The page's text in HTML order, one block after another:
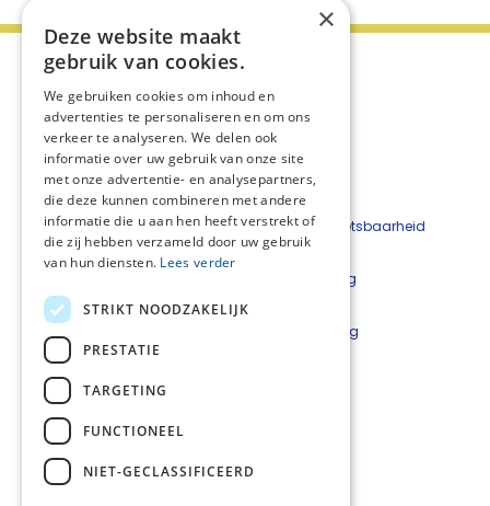
Beveiligingskwetsbaarheid
melden
Cookieverklaring
Disclaimer
Privacyverklaring
Netwerkcoördinatoren
Lars Luijkx
l.luijkx@careyn.nl
Mirjam Velting
m.velting@careyn.nl
×
Deze website maakt
gebruik van cookies.
We gebruiken cookies om inhoud en
advertenties te personaliseren en om ons
verkeer te analyseren. We delen ook
informatie over uw gebruik van onze site
met onze advertentie- en analysepartners,
die deze kunnen combineren met andere
informatie die u aan hen heeft verstrekt of
die zij hebben verzameld door uw gebruik
van hun diensten. Lees verder
STRIKT NOODZAKELIJK
PRESTATIE
TARGETING
FUNCTIONEEL
NIET-GECLASSIFICEERD